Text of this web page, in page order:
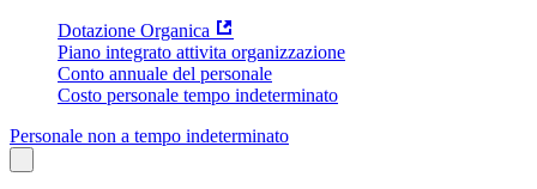
Dotazione Organica
Piano integrato attivita organizzazione
Conto annuale del personale
Costo personale tempo indeterminato
Personale non a tempo indeterminato